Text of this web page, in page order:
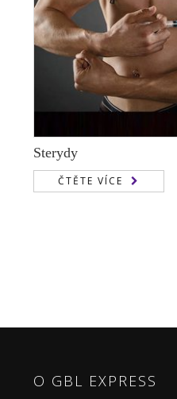
Sterydy
ČTĚTE VÍCE
O GBL EXPRESS